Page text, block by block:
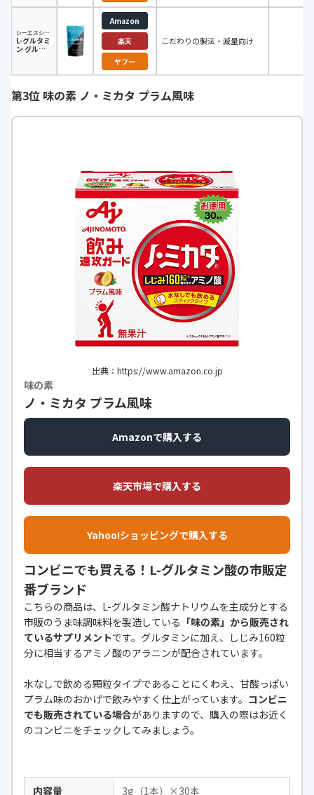
ックドリン
シーエスシー株式会社
L-グルタミ
ン グルテ
クター
Amazon
楽天
ヤフー
こだわりの製法・減量向け
第3位 味の素 ノ・ミカタ プラム風味
出典：https://www.amazon.co.jp
味の素
ノ・ミカタ プラム風味
Amazonで購入する
楽天市場で購入する
Yahoo!ショッピングで購入する
コンビニでも買える！L-グルタミン酸の市販定
番ブランド
こちらの商品は、L-グルタミン酸ナトリウムを主成分とする
市販のうま味調味料を製造している 「味の素」から販売され
ているサプリメントです。グルタミンに加え、しじみ160粒
分に相当するアミノ酸のアラニンが配合されています。
水なしで飲める顆粒タイプであることにくわえ、甘酸っぱい
プラム味のおかげで飲みやすく仕上がっています。 コンビニ
でも販売されている場合がありますので、購入の際はお近く
のコンビニをチェックしてみましょう。
内容量 3g（1本）×30本